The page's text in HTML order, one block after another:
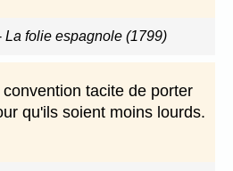
La folie espagnole (1799)
tacite de porter
qu'ils soient moins lourds.